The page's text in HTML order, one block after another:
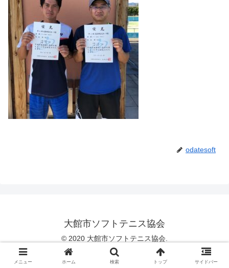
odatesoft
大館市ソフトテニス協会
© 2020 大館市ソフトテニス協会.
メニュー ホーム 検索 トップ サイドバー